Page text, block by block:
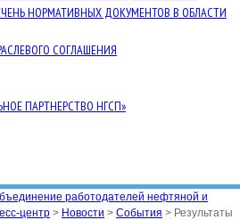
НОРМАТИВНЫХ ДОКУМЕНТОВ В ОБЛАСТИ
СОГЛАШЕНИЯ
ПАРТНЕРСТВО НГСП»
работодателей нефтяной и
центр > Новости > События > Результаты